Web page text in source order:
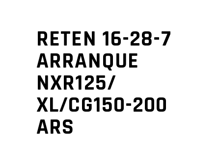
RETEN 16-28-7
ARRANQUE
NXR125/
XL/CG150-200
ARS